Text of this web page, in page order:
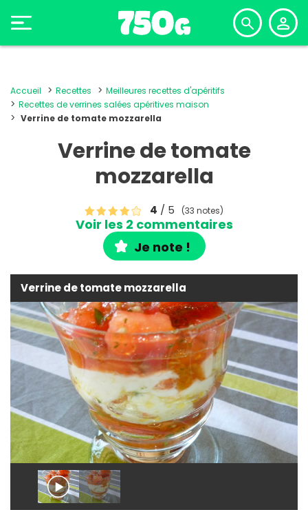
Accueil Recettes
Meilleures recettes d'apéritifs
Recettes de verrines salées apéritives maison
Verrine de tomate mozzarella
Verrine de tomate
mozzarella
4 / 5 (33 notes)
Voir les 2 commentaires
Je note !
Verrine de tomate mozzarella